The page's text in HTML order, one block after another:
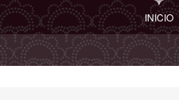
INICIO